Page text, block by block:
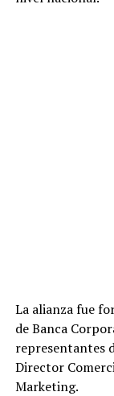
La alianza fue
de Banca
representantes
Director
Marketing.